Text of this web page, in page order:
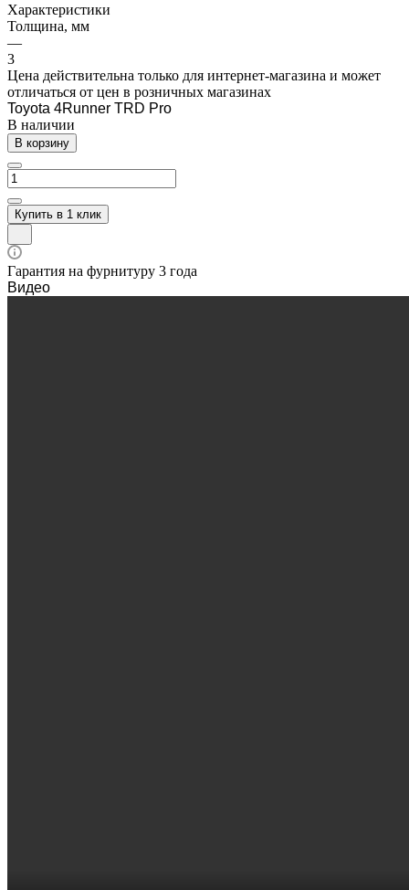
Характеристики
Толщина, мм
—
3
Цена действительна только для интернет-магазина и может
отличаться от цен в розничных магазинах
Toyota 4Runner TRD Pro
В наличии
В корзину
Купить в 1 клик
Гарантия на фурнитуру 3 года
Видео